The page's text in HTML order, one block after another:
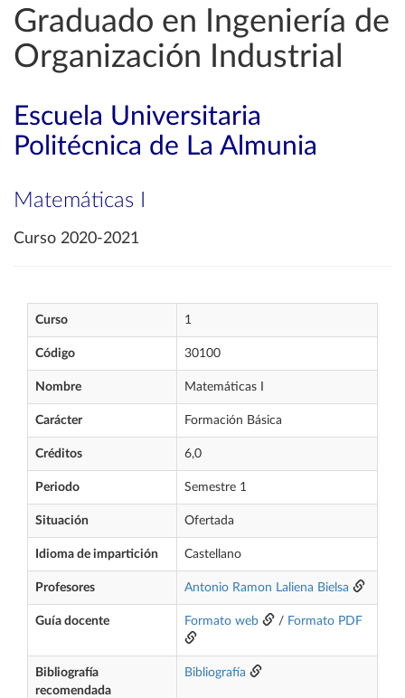
Graduado en Ingeniería de
Organización Industrial
Escuela Universitaria
Politécnica de La Almunia
Matemáticas I
Curso 2020-2021
Curso 1
Código 30100
Nombre Matemáticas I
Carácter Formación Básica
Créditos 6,0
Periodo Semestre 1
Situación Ofertada
Idioma de impartición Castellano
Profesores Antonio Ramon Laliena Bielsa
Guía docente Formato web / Formato PDF
Bibliografía
recomendada
Bibliografía